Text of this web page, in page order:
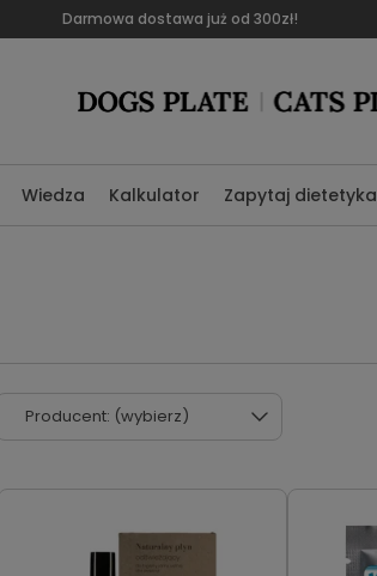
Darmowa dostawa już od 300zł!
Wiedza Kalkulator Zapytaj dietetyka
Producent: (wybierz)